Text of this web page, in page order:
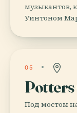
музыкантов,
Уинтоном
05
Potters
Под мостом